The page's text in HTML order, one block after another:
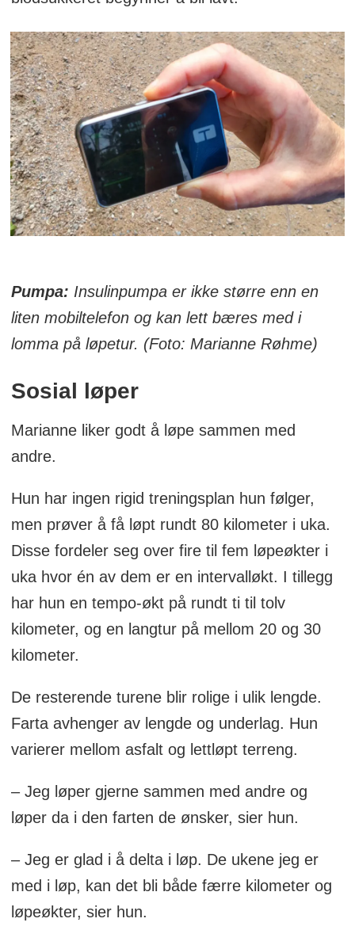
Pumpa: Insulinpumpa er ikke større enn en
liten mobiltelefon og kan lett bæres med i
lomma på løpetur. (Foto: Marianne Røhme)
Sosial løper
Marianne liker godt å løpe sammen med
andre.
Hun har ingen rigid treningsplan hun følger,
men prøver å få løpt rundt 80 kilometer i uka.
Disse fordeler seg over fire til fem løpeøkter i
uka hvor én av dem er en intervalløkt. I tillegg
har hun en tempo-økt på rundt ti til tolv
kilometer, og en langtur på mellom 20 og 30
kilometer.
De resterende turene blir rolige i ulik lengde.
Farta avhenger av lengde og underlag. Hun
varierer mellom asfalt og lettløpt terreng.
– Jeg løper gjerne sammen med andre og
løper da i den farten de ønsker, sier hun.
– Jeg er glad i å delta i løp. De ukene jeg er
med i løp, kan det bli både færre kilometer og
løpeøkter, sier hun.